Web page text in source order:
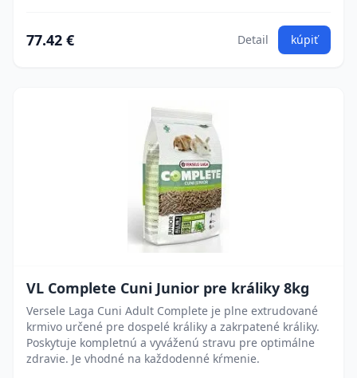
77.42 € Detail kúpiť
VL Complete Cuni Junior pre králiky 8kg
Versele Laga Cuni Adult Complete je plne extrudované
krmivo určené pre dospelé králiky a zakrpatené králiky.
Poskytuje kompletnú a vyváženú stravu pre optimálne
zdravie. Je vhodné na každodenné kŕmenie.